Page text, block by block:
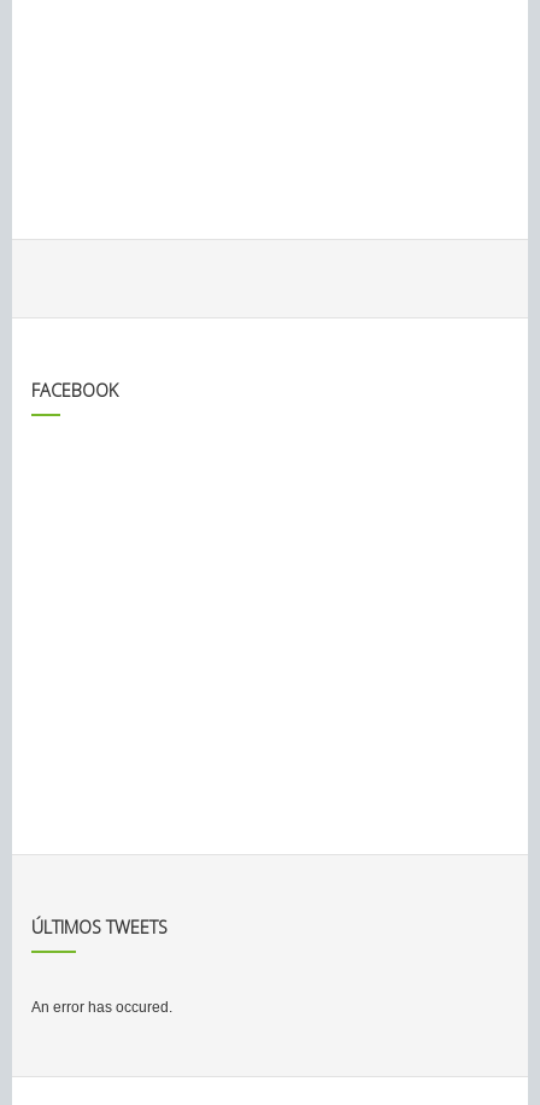
FACEBOOK
ÚLTIMOS TWEETS
An error has occured.